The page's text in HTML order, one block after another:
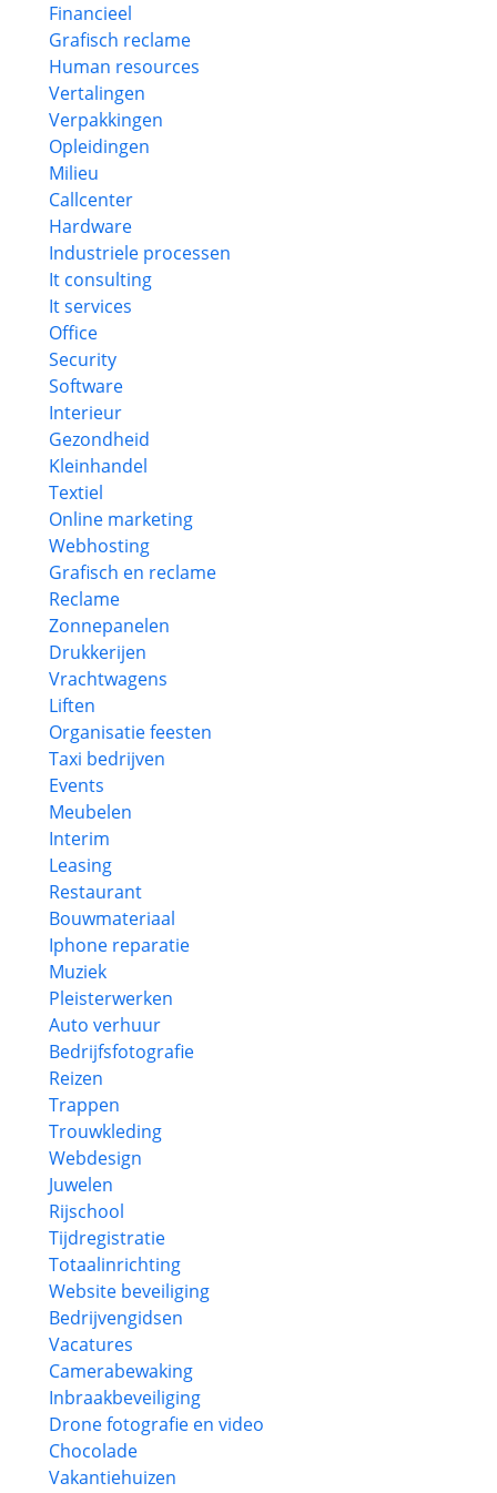
Financieel
Grafisch reclame
Human resources
Vertalingen
Verpakkingen
Opleidingen
Milieu
Callcenter
Hardware
Industriele processen
It consulting
It services
Office
Security
Software
Interieur
Gezondheid
Kleinhandel
Textiel
Online marketing
Webhosting
Grafisch en reclame
Reclame
Zonnepanelen
Drukkerijen
Vrachtwagens
Liften
Organisatie feesten
Taxi bedrijven
Events
Meubelen
Interim
Leasing
Restaurant
Bouwmateriaal
Iphone reparatie
Muziek
Pleisterwerken
Auto verhuur
Bedrijfsfotografie
Reizen
Trappen
Trouwkleding
Webdesign
Juwelen
Rijschool
Tijdregistratie
Totaalinrichting
Website beveiliging
Bedrijvengidsen
Vacatures
Camerabewaking
Inbraakbeveiliging
Drone fotografie en video
Chocolade
Vakantiehuizen